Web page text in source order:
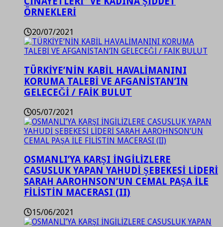
ÖRNEKLERİ
20/07/2021
TÜRKİYE’NİN KABİL HAVALİMANINI
KORUMA TALEBİ VE AFGANİSTAN’IN
GELECEĞİ / FAİK BULUT
05/07/2021
OSMANLI’YA KARŞI İNGİLİZLERE
CASUSLUK YAPAN YAHUDİ ŞEBEKESİ LİDERİ
SARAH AAROHNSON’UN CEMAL PAŞA İLE
FİLİSTİN MACERASI (II)
15/06/2021